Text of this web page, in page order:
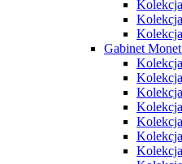
Gabinet